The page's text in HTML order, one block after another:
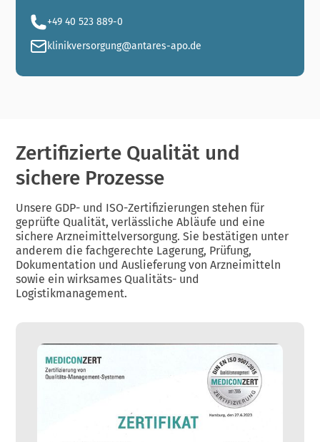
+49 40 523 889-0
klinikversorgung@antares-apo.de
Zertifizierte Qualität und
sichere Prozesse
Unsere GDP- und ISO-Zertifizierungen stehen für
geprüfte Qualität, verlässliche Abläufe und eine
sichere Arzneimittelversorgung. Sie bestätigen unter
anderem die fachgerechte Lagerung, Prüfung,
Dokumentation und Auslieferung von Arzneimitteln
sowie ein wirksames Qualitäts- und
Logistikmanagement.